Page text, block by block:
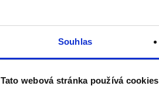
Souhlas
Tato webová stránka používá cookies